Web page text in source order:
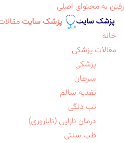
رفتن به محتوای اصلی
پزشک سایت
خانه
مقالات پزشکی
پزشکی
سرطان
تغذیه سالم
تب دنگی
درمان نازایی (ناباروری)
طب سنتی